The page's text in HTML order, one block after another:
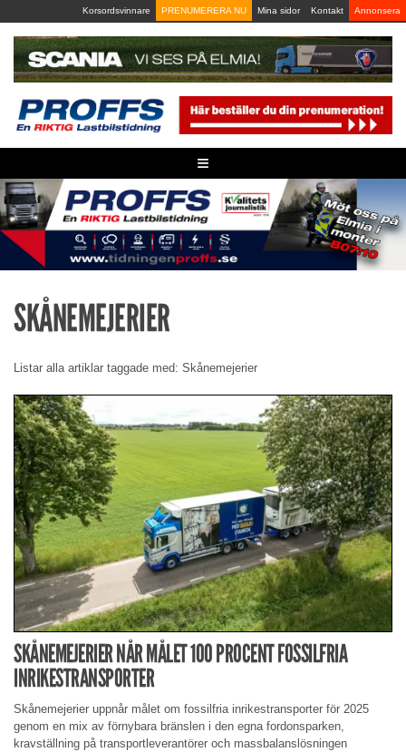
to
content
Korsordsvinnare PRENUMERERA NU Mina sidor Kontakt Annonsera
≡
SKÅNEMEJERIER
Listar alla artiklar taggade med: Skånemejerier
SKÅNEMEJERIER NÅR MÅLET 100 PROCENT FOSSILFRIA
INRIKESTRANSPORTER
Skånemejerier uppnår målet om fossilfria inrikestransporter för 2025
genom en mix av förnybara bränslen i den egna fordonsparken,
kravställning på transportleverantörer och massbalanslösningen